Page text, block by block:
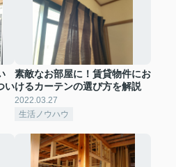
い
素敵なお部屋に！賃貸物件にお
けるカーテンの選び方を解説
2022.03.27
生活ノウハウ